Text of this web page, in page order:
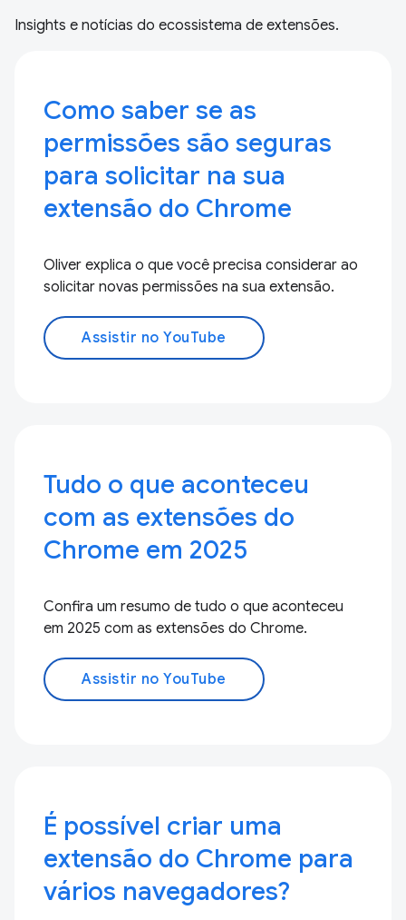
Insights e notícias do ecossistema de extensões.
Como saber se as
permissões são seguras
para solicitar na sua
extensão do Chrome
Oliver explica o que você precisa considerar ao
solicitar novas permissões na sua extensão.
Assistir no YouTube
Tudo o que aconteceu
com as extensões do
Chrome em 2025
Confira um resumo de tudo o que aconteceu
em 2025 com as extensões do Chrome.
Assistir no YouTube
É possível criar uma
extensão do Chrome para
vários navegadores?